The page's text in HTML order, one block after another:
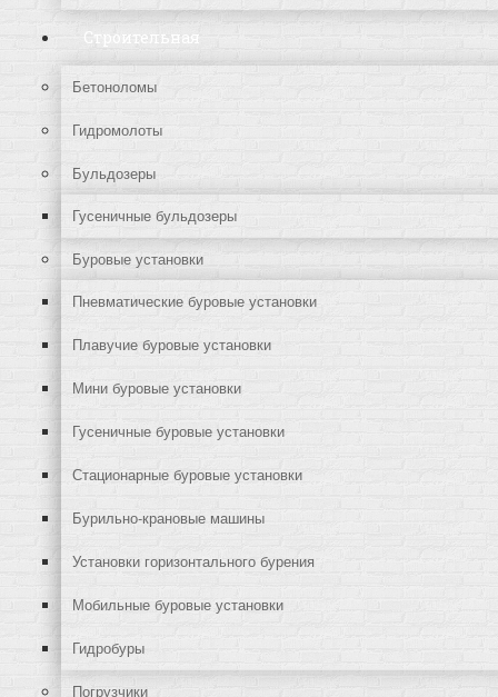
Строительная
Бетоноломы
Гидромолоты
Бульдозеры
Гусеничные бульдозеры
Буровые установки
Пневматические буровые установки
Плавучие буровые установки
Мини буровые установки
Гусеничные буровые установки
Стационарные буровые установки
Бурильно-крановые машины
Установки горизонтального бурения
Мобильные буровые установки
Гидробуры
Погрузчики